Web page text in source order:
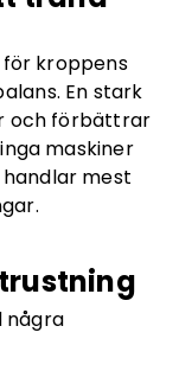
kroppens
En stark
och förbättrar
maskiner
mest
några